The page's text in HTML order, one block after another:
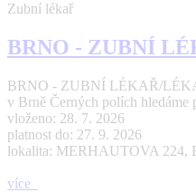
Zubní lékař
BRNO - ZUBNÍ
BRNO - ZUBNÍ LÉKAŘ/
v Brně Černých polích hledáme
vloženo: 28. 7. 2026
platnost do: 27. 9. 2026
lokalita: MERHAUTOVA 224,
více